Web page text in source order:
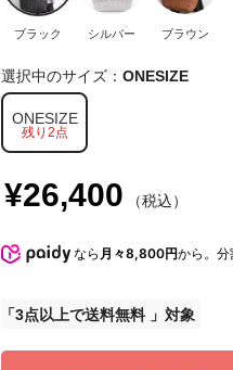
ブラック シルバー ブラウン
選択中のサイズ： ONESIZE
ONESIZE
残り2点
¥26,400 （税込）
なら 月々8,800円から。
3点以上で送料無料